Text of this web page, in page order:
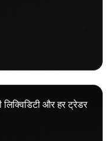
और हर ट्रेडर